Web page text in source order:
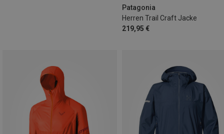
Patagonia
Herren Trail Craft Jacke
219,95 €